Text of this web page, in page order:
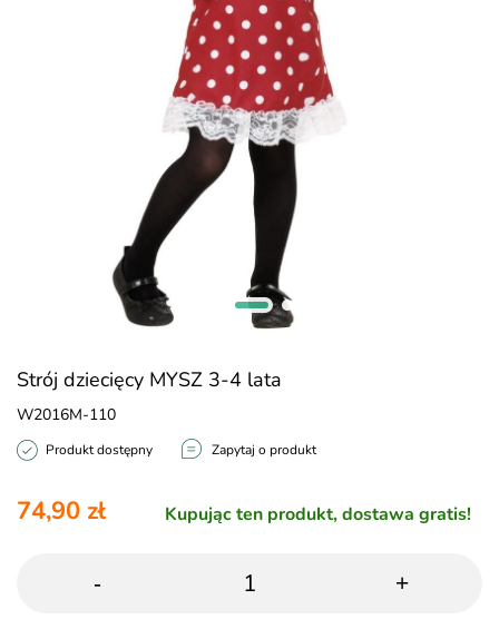
Strój dziecięcy MYSZ 3-4 lata
W2016M-110
Produkt dostępny Zapytaj o produkt
Kupując ten produkt, dostawa gratis!
74,90 zł
- +